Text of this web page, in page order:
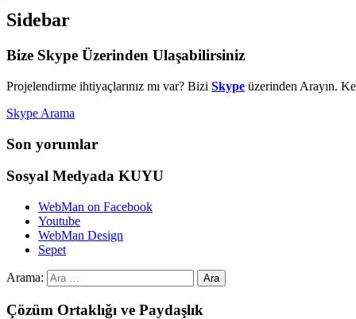
Sidebar
Bize Skype Üzerinden Ulaşabilirsiniz
Projelendirme ihtiyaçlarınız mı var? Bizi Skype üzerinden Arayın.
Skype Arama
Son yorumlar
Sosyal Medyada KUYU
WebMan on Facebook
Youtube
WebMan Design
Sepet
Arama:
Çözüm Ortaklığı ve Paydaşlık